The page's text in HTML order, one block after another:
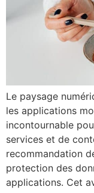
Le paysage
les applications
incontournable
services et de
recommandation
protection des
applications. Cet